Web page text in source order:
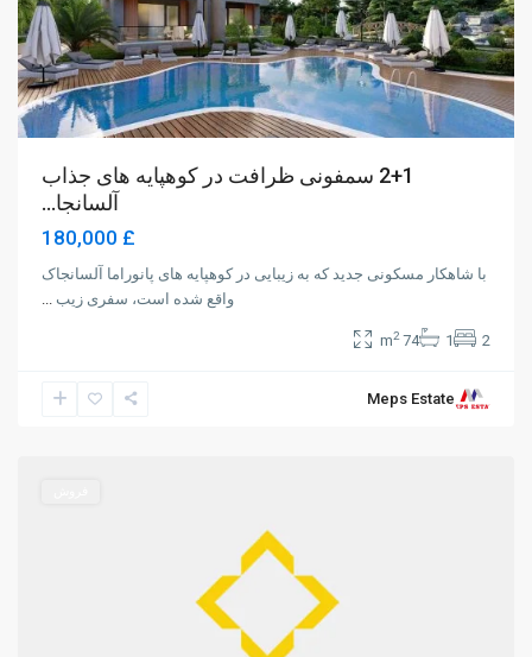
2+1 سمفونی ظرافت در کوهپایه های جذاب
آلسانجا...
£ 180,000
با شاهکار مسکونی جدید که به زیبایی در کوهپایه های پانوراما آلسانجاک
واقع شده است، سفری زیب ...
2
1
74 m
2
Meps EstateAlsancak,